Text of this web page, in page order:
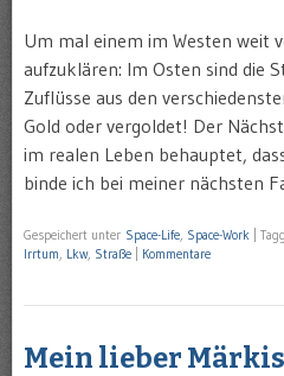
Um mal einem im Westen weit
aufzuklären: Im Osten sind die
Zuflüsse aus den
Gold oder vergoldet! Der
im realen Leben behauptet,
binde ich bei meiner nächsten
Gespeichert unter Space-Life, Space-Work
Irrtum, Lkw, Straße Kommentare
Mein lieber